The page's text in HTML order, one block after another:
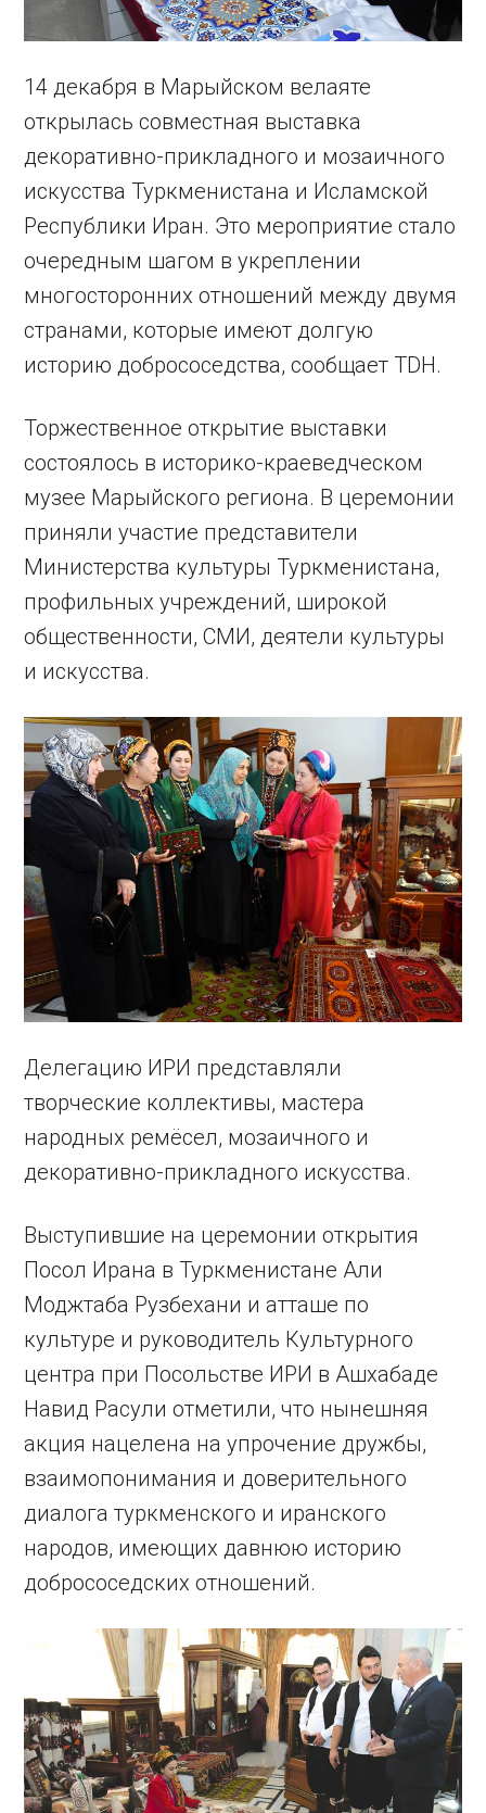
14 декабря в Марыйском велаяте
открылась совместная выставка
декоративно-прикладного и мозаичного
искусства Туркменистана и Исламской
Республики Иран. Это мероприятие стало
очередным шагом в укреплении
многосторонних отношений между двумя
странами, которые имеют долгую
историю добрососедства, сообщает TDH.
Торжественное открытие выставки
состоялось в историко-краеведческом
музее Марыйского региона. В церемонии
приняли участие представители
Министерства культуры Туркменистана,
профильных учреждений, широкой
общественности, СМИ, деятели культуры
и искусства.
Делегацию ИРИ представляли
творческие коллективы, мастера
народных ремёсел, мозаичного и
декоративно-прикладного искусства.
Выступившие на церемонии открытия
Посол Ирана в Туркменистане Али
Моджтаба Рузбехани и атташе по
культуре и руководитель Культурного
центра при Посольстве ИРИ в Ашхабаде
Навид Расули отметили, что нынешняя
акция нацелена на упрочение дружбы,
взаимопонимания и доверительного
диалога туркменского и иранского
народов, имеющих давнюю историю
добрососедских отношений.